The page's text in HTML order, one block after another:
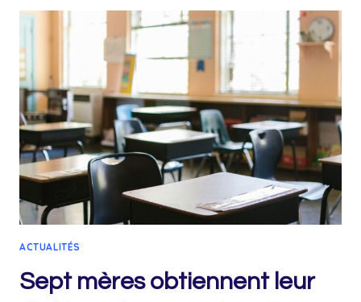
PARTIR
DU
31
AOÛT,
INSCRIPTIONS
EN
PLEIN
ESSOR
POUR
LA
ACTUALITÉS
Sept mères obtiennent leur